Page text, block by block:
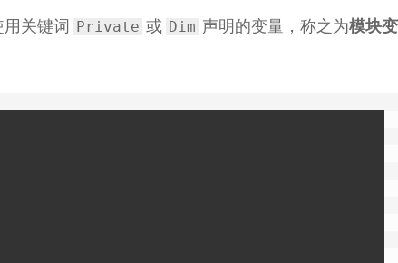
关键词 Private 或 Dim 声明的变量，称之为模块变